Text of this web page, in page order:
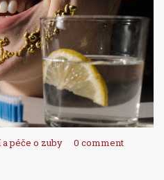
péče o zuby 0 comment